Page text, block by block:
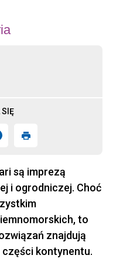
SIĘ
są imprezą
i ogrodniczej. Choć
to
znajdują
kontynentu.